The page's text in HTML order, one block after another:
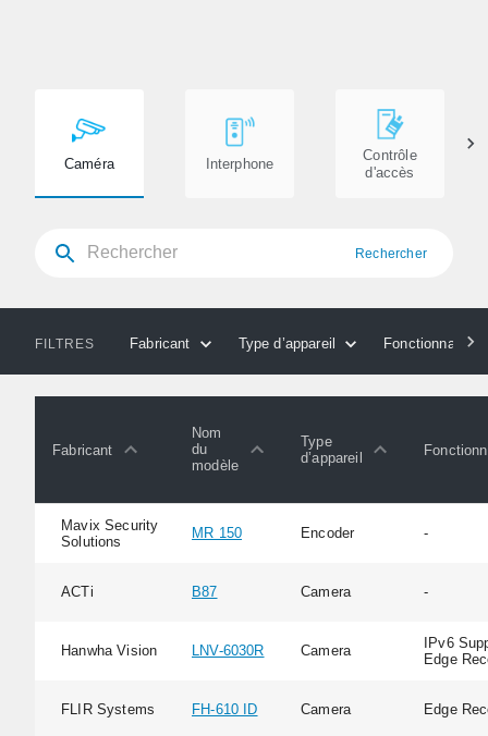
Caméra Interphone
Contrôle
d'accès
Rechercher
FILTRES Fabricant Type d’appareil Fonctionnalités
Fabricant
Nom
du
modèle
Type
d’appareil
Mavix Security
Solutions
MR 150 Encoder -
ACTi B87 Camera -
Hanwha Vision LNV-6030R Camera
IPv6
Edge
FLIR Systems FH-610 ID Camera Edge